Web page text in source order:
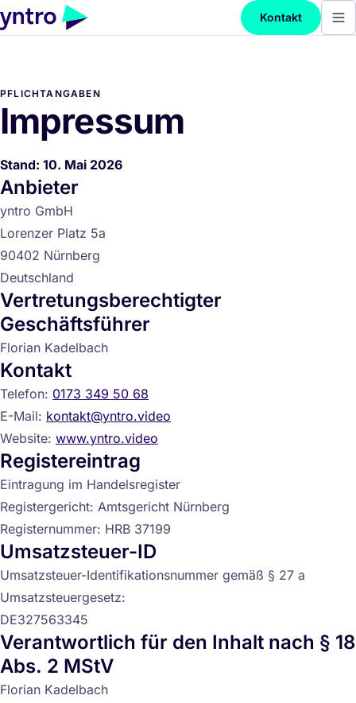
Kontakt
PFLICHTANGABEN
Impressum
Stand: 10. Mai 2026
Anbieter
yntro GmbH
Lorenzer Platz 5a
90402 Nürnberg
Deutschland
Vertretungsberechtigter
Geschäftsführer
Florian Kadelbach
Kontakt
Telefon: 0173 349 50 68
E-Mail: kontakt@yntro.video
Website: www.yntro.video
Registereintrag
Eintragung im Handelsregister
Registergericht: Amtsgericht Nürnberg
Registernummer: HRB 37199
Umsatzsteuer-ID
Umsatzsteuer-Identifikationsnummer gemäß § 27 a
Umsatzsteuergesetz:
DE327563345
Verantwortlich für den Inhalt nach § 18
Abs. 2 MStV
Florian Kadelbach